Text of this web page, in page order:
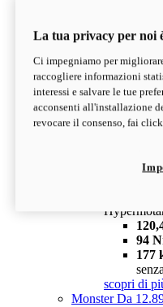
V2 SP
94
177
configura
94
177
scopri di
MonsterDa
La tua privacy per noi
Ci impegniamo per
raccogliere informazioni
interessi e salvare le tue
acconsenti all'installazione
revocare il consenso, fai